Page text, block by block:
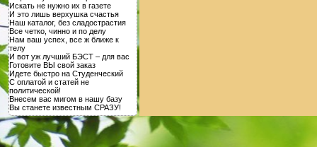
Искать не нужно их в газете
И это лишь верхушка счастья
Наш каталог, без сладострастия
Все четко, чинно и по делу
Нам ваш успех, все ж ближе к
телу
И вот уж лучший БЭСТ – для вас
Готовите ВЫ свой заказ
Идете быстро на Студенческий
С оплатой и статей не
политической!
Внесем вас мигом в нашу базу
Вы станете известным СРАЗУ!